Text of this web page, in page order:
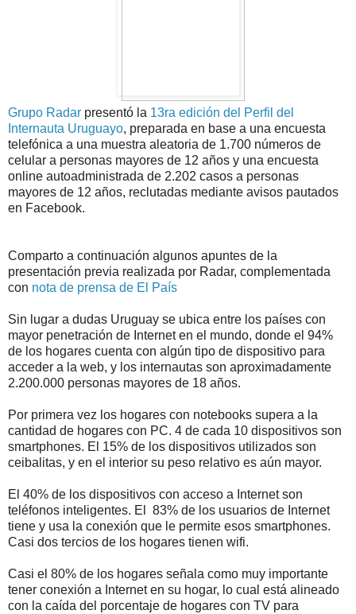
Grupo Radar presentó la 13ra edición del Perfil del
Internauta Uruguayo, preparada en base a una encuesta
telefónica a una muestra aleatoria de 1.700 números de
celular a personas mayores de 12 años y una encuesta
online autoadministrada de 2.202 casos a personas
mayores de 12 años, reclutadas mediante avisos pautados
en Facebook.
Comparto a continuación algunos apuntes de la
presentación previa realizada por Radar, complementada
con nota de prensa de El País
Sin lugar a dudas Uruguay se ubica entre los países con
mayor penetración de Internet en el mundo, donde el 94%
de los hogares cuenta con algún tipo de dispositivo para
acceder a la web, y los internautas son aproximadamente
2.200.000 personas mayores de 18 años.
Por primera vez los hogares con notebooks supera a la
cantidad de hogares con PC. 4 de cada 10 dispositivos son
smartphones. El 15% de los dispositivos utilizados son
ceibalitas, y en el interior su peso relativo es aún mayor.
El 40% de los dispositivos con acceso a Internet son
teléfonos inteligentes. El 83% de los usuarios de Internet
tiene y usa la conexión que le permite esos smartphones.
Casi dos tercios de los hogares tienen wifi.
Casi el 80% de los hogares señala como muy importante
tener conexión a Internet en su hogar, lo cual está alineado
con la caída del porcentaje de hogares con TV para